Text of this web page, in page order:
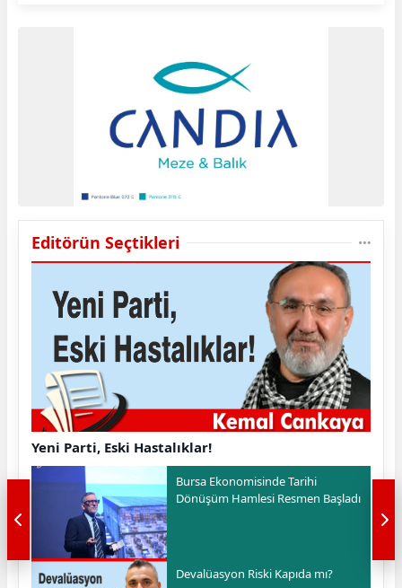
Editörün Seçtikleri
Yeni Parti, Eski Hastalıklar!
Bursa Ekonomisinde Tarihi
Dönüşüm Hamlesi Resmen Başladı
Devalüasyon Riski Kapıda mı?